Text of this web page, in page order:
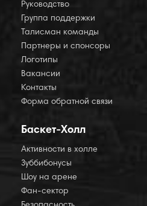
Руководство
Группа поддержки
Талисман команды
Партнеры и спонсоры
Логотипы
Вакансии
Контакты
Форма обратной связи
Баскет-Холл
Активности в холле
Зуббибонусы
Шоу на арене
Фан-сектор